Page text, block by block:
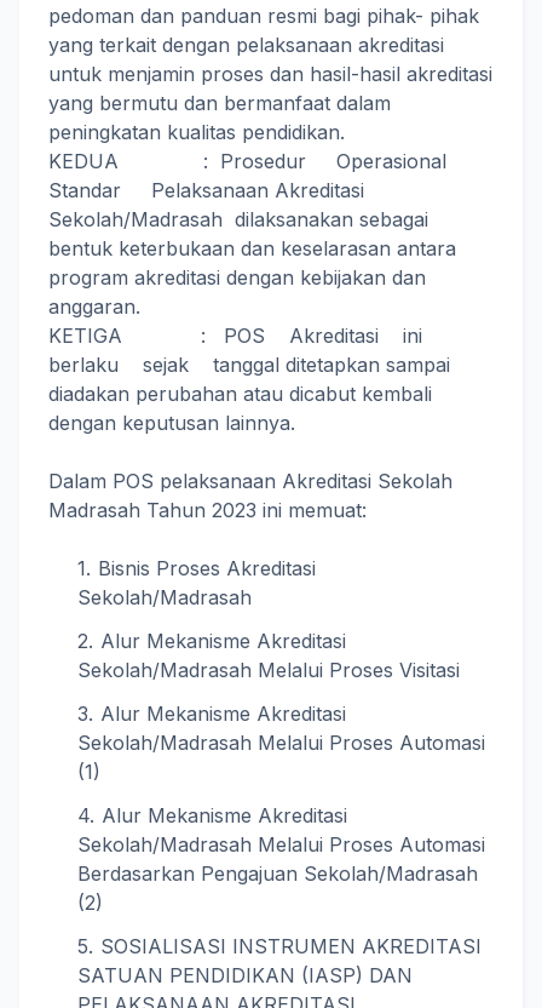
pedoman dan panduan resmi bagi pihak- pihak
yang terkait dengan pelaksanaan akreditasi
untuk menjamin proses dan hasil-hasil akreditasi
yang bermutu dan bermanfaat dalam
peningkatan kualitas pendidikan.
KEDUA : Prosedur Operasional
Standar Pelaksanaan Akreditasi
Sekolah/Madrasah dilaksanakan sebagai
bentuk keterbukaan dan keselarasan antara
program akreditasi dengan kebijakan dan
anggaran.
KETIGA : POS Akreditasi ini
berlaku sejak tanggal ditetapkan sampai
diadakan perubahan atau dicabut kembali
dengan keputusan lainnya.
Dalam POS pelaksanaan Akreditasi Sekolah
Madrasah Tahun 2023 ini memuat:
Bisnis Proses Akreditasi
Sekolah/Madrasah
Alur Mekanisme Akreditasi
Sekolah/Madrasah Melalui Proses Visitasi
Alur Mekanisme Akreditasi
Sekolah/Madrasah Melalui Proses Automasi
(1)
Alur Mekanisme Akreditasi
Sekolah/Madrasah Melalui Proses Automasi
Berdasarkan Pengajuan Sekolah/Madrasah
(2)
SOSIALISASI INSTRUMEN AKREDITASI
SATUAN PENDIDIKAN (IASP) DAN